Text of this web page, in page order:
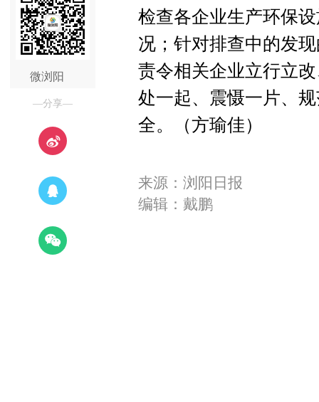
微浏阳
—分享—
检查各企业生产环保
况；针对排查中的发
责令相关企业立行立
处一起、震慑一片、
全。（方瑜佳）
来源：浏阳日报
编辑：戴鹏